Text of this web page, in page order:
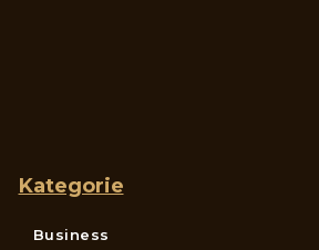
Kategorie
Business